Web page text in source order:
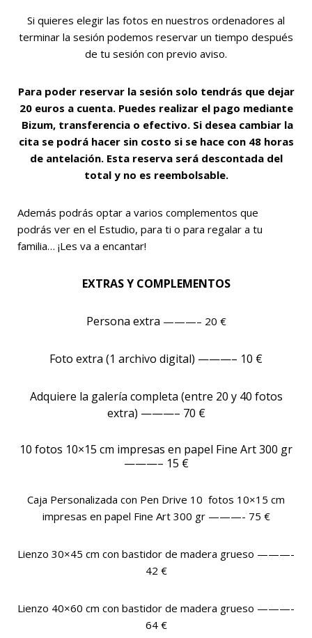
Si quieres elegir las fotos en nuestros ordenadores al
terminar la sesión podemos reservar un tiempo después
de tu sesión con previo aviso.
Para poder reservar la sesión solo tendrás que dejar
20 euros a cuenta. Puedes realizar el pago mediante
Bizum, transferencia o efectivo. Si desea cambiar la
cita se podrá hacer sin costo si se hace con 48 horas
de antelación. Esta reserva será descontada del
total y no es reembolsable.
Además podrás optar a varios complementos que
podrás ver en el Estudio, para ti o para regalar a tu
familia… ¡Les va a encantar!
EXTRAS Y COMPLEMENTOS
Persona extra ———– 20 €
Foto extra (1 archivo digital) ———– 10 €
Adquiere la galería completa (entre 20 y 40 fotos
extra) ———– 70 €
10 fotos 10×15 cm impresas en papel Fine Art 300 gr
———– 15 €
Caja Personalizada con Pen Drive 10 fotos 10×15 cm
impresas en papel Fine Art 300 gr ———- 75 €
Lienzo 30×45 cm con bastidor de madera grueso ———-
42 €
Lienzo 40×60 cm con bastidor de madera grueso ———-
64 €